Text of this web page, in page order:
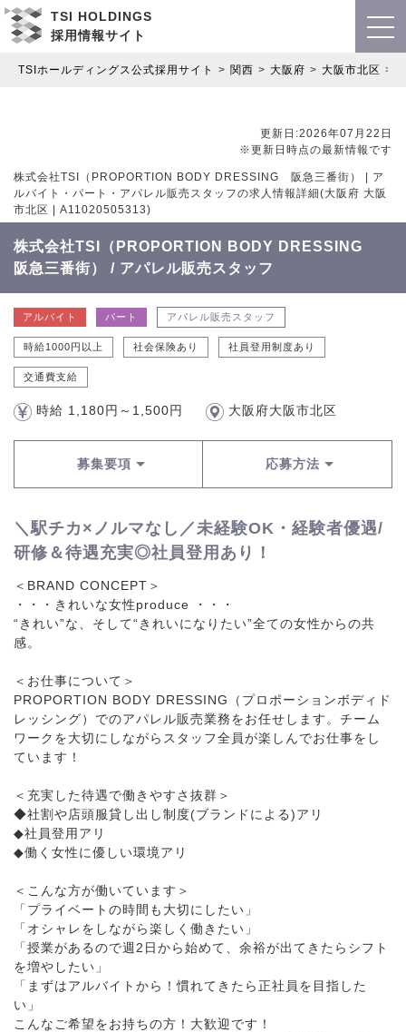
TSI HOLDINGS
採用情報サイト
TSIホールディングス公式採用サイト 関西 大阪府 大阪市北区
更新日:2026年07月22日
※更新日時点の最新情報です
株式会社TSI（PROPORTION BODY DRESSING 阪急三番街） | ア
ルバイト・パート・アパレル販売スタッフの求人情報詳細(大阪府 大阪
市北区 | A11020505313)
株式会社TSI（PROPORTION BODY DRESSING
阪急三番街） / アパレル販売スタッフ
アルバイト パート アパレル販売スタッフ
時給1000円以上 社会保険あり 社員登用制度あり
交通費支給
時給 1,180円～1,500円 大阪府大阪市北区
募集要項 応募方法
＼駅チカ×ノルマなし／未経験OK・経験者優遇/
研修＆待遇充実◎社員登用あり！
＜BRAND CONCEPT＞
・・・きれいな女性produce ・・・
“きれい”な、そして“きれいになりたい”全ての女性からの共
感。
＜お仕事について＞
PROPORTION BODY DRESSING（プロポーションボディド
レッシング）でのアパレル販売業務をお任せします。チーム
ワークを大切にしながらスタッフ全員が楽しんでお仕事をし
ています！
＜充実した待遇で働きやすさ抜群＞
◆社割や店頭服貸し出し制度(ブランドによる)アリ
◆社員登用アリ
◆働く女性に優しい環境アリ
＜こんな方が働いています＞
「プライベートの時間も大切にしたい」
「オシャレをしながら楽しく働きたい」
「授業があるので週2日から始めて、余裕が出てきたらシフト
を増やしたい」
「まずはアルバイトから！慣れてきたら正社員を目指した
い」
こんなご希望をお持ちの方！大歓迎です！